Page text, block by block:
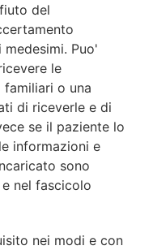
del
Puo'
le
o una
di riceverle e di
se il paziente lo
informazioni e
sono
nel fascicolo
nei modi e con